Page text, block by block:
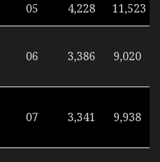
05 4,228 11,523
06 3,386 9,020
07 3,341 9,938